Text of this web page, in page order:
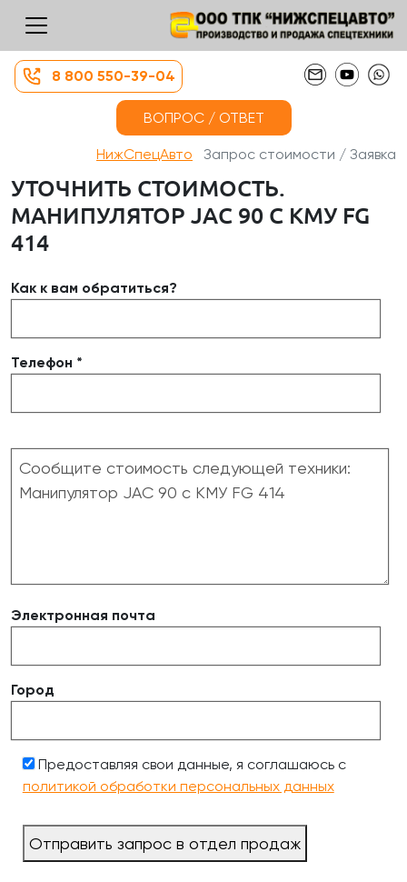
8 800 550-39-04
ВОПРОС / ОТВЕТ
НижСпецАвто Запрос стоимости / Заявка
УТОЧНИТЬ СТОИМОСТЬ.
МАНИПУЛЯТОР JAC 90 С КМУ FG
414
Как к вам обратиться?
Телефон *
Электронная почта
Город
Предоставляя свои данные, я соглашаюсь с
политикой обработки персональных данных
Отправить запрос в отдел продаж